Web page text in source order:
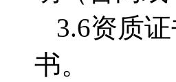
3.6资质
书。